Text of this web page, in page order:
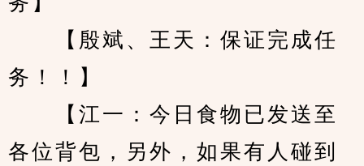
【殷斌、王天：保证完成任
务！！】
【江一：今日食物已发送至
各位背包，另外，如果有人碰到